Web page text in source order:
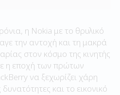
η Nokia με το θρυλικό
την αντοχή και τη μακρά
στον κόσμο της κινητής
η εποχή των πρώτων
να ξεχωρίζει χάρη
και το εικονικό